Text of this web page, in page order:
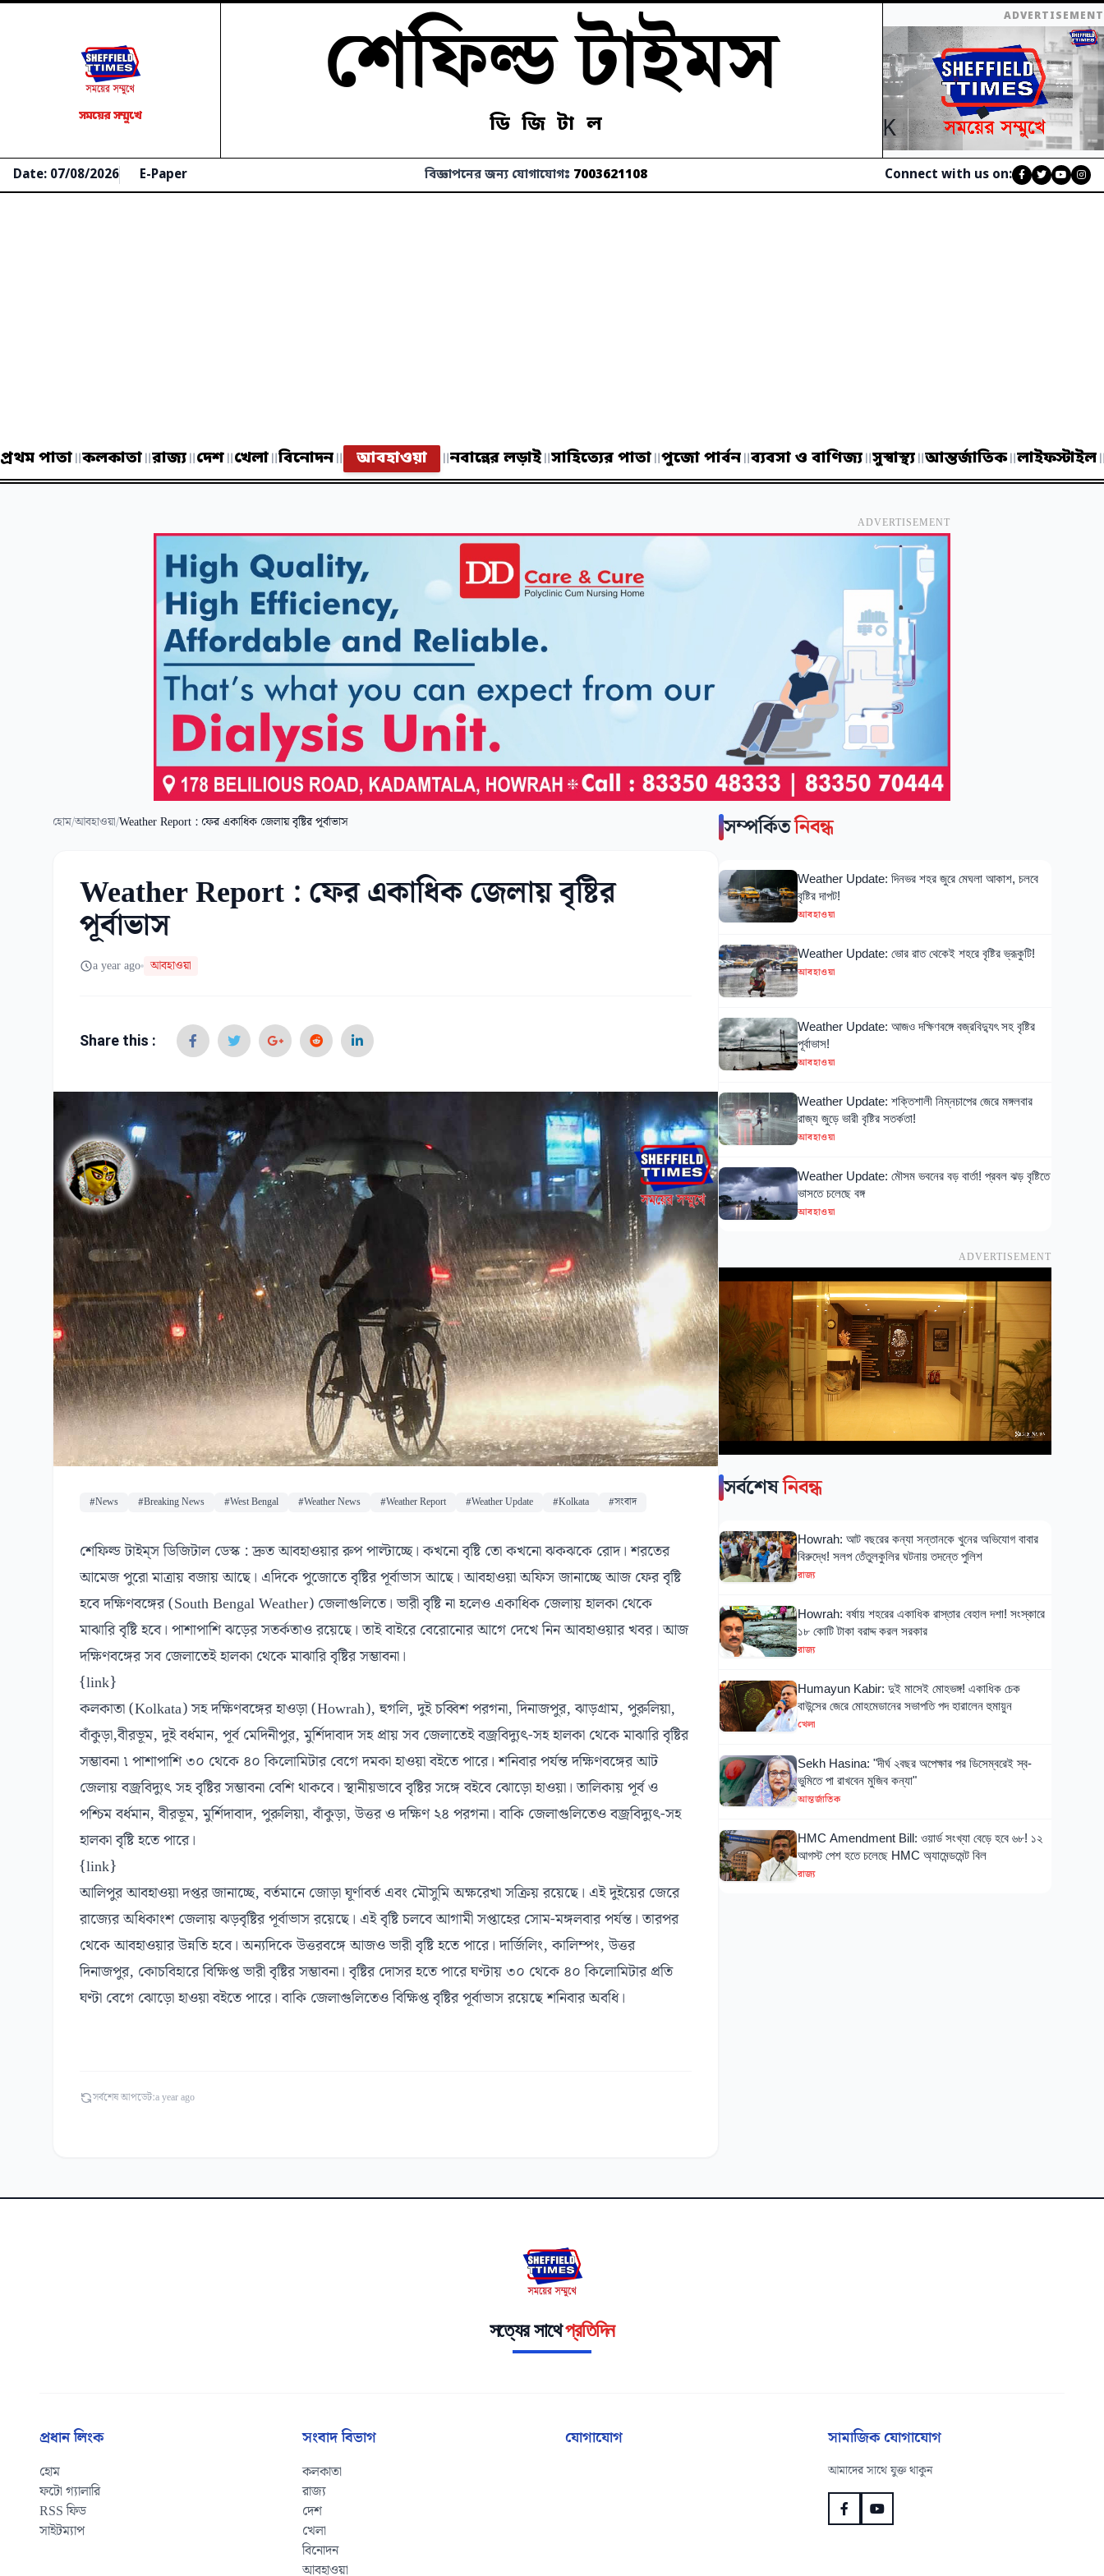
সময়ের সম্মুখে শেফিল্ড টাইমস
ডিজিটাল
ADVERTISEMENT
Date: 07/08/2026 E-Paper বিজ্ঞাপনের জন্য যোগাযোগঃ 7003621108 Connect with us on:
প্রথম পাতা॥কলকাতা॥রাজ্য॥দেশ॥খেলা॥বিনোদন॥ আবহাওয়া ॥নবান্নের লড়াই॥সাহিত্যের পাতা॥পুজো পার্বন॥ব্যবসা ও বাণিজ্য॥সুস্বাস্থ্য॥আন্তর্জাতিক॥লাইফস্টাইল
ADVERTISEMENT
হোম/আবহাওয়া/Weather Report : ফের একাধিক জেলায় বৃষ্টির পূর্বাভাস
Weather Report : ফের একাধিক জেলায় বৃষ্টির
পূর্বাভাস
a year ago আবহাওয়া
Share this :
#News #Breaking News #West Bengal #Weather News #Weather Report #Weather Update #Kolkata #সংবাদ
শেফিল্ড টাইম্‌স ডিজিটাল ডেস্ক : দ্রুত আবহাওয়ার রুপ পাল্টাচ্ছে। কখনো বৃষ্টি তো কখনো ঝকঝকে রোদ। শরতের
আমেজ পুরো মাত্রায় বজায় আছে। এদিকে পুজোতে বৃষ্টির পূর্বাভাস আছে। আবহাওয়া অফিস জানাচ্ছে আজ ফের বৃষ্টি
হবে দক্ষিণবঙ্গের (South Bengal Weather) জেলাগুলিতে। ভারী বৃষ্টি না হলেও একাধিক জেলায় হালকা থেকে
মাঝারি বৃষ্টি হবে। পাশাপাশি ঝড়ের সতর্কতাও রয়েছে। তাই বাইরে বেরোনোর আগে দেখে নিন আবহাওয়ার খবর। আজ
দক্ষিণবঙ্গের সব জেলাতেই হালকা থেকে মাঝারি বৃষ্টির সম্ভাবনা।
{link}
কলকাতা (Kolkata) সহ দক্ষিণবঙ্গের হাওড়া (Howrah), হুগলি, দুই চব্বিশ পরগনা, দিনাজপুর, ঝাড়গ্রাম, পুরুলিয়া,
বাঁকুড়া,বীরভূম, দুই বর্ধমান, পূর্ব মেদিনীপুর, মুর্শিদাবাদ সহ প্রায় সব জেলাতেই বজ্রবিদ্যুৎ-সহ হালকা থেকে মাঝারি বৃষ্টির
সম্ভাবনা ৷ পাশাপাশি ৩০ থেকে ৪০ কিলোমিটার বেগে দমকা হাওয়া বইতে পারে। শনিবার পর্যন্ত দক্ষিণবঙ্গের আট
জেলায় বজ্রবিদ্যুৎ সহ বৃষ্টির সম্ভাবনা বেশি থাকবে। স্থানীয়ভাবে বৃষ্টির সঙ্গে বইবে ঝোড়ো হাওয়া। তালিকায় পূর্ব ও
পশ্চিম বর্ধমান, বীরভূম, মুর্শিদাবাদ, পুরুলিয়া, বাঁকুড়া, উত্তর ও দক্ষিণ ২৪ পরগনা। বাকি জেলাগুলিতেও বজ্রবিদ্যুৎ-সহ
হালকা বৃষ্টি হতে পারে।
{link}
আলিপুর আবহাওয়া দপ্তর জানাচ্ছে, বর্তমানে জোড়া ঘূর্ণাবর্ত এবং মৌসুমি অক্ষরেখা সক্রিয় রয়েছে। এই দুইয়ের জেরে
রাজ্যের অধিকাংশ জেলায় ঝড়বৃষ্টির পূর্বাভাস রয়েছে। এই বৃষ্টি চলবে আগামী সপ্তাহের সোম-মঙ্গলবার পর্যন্ত। তারপর
থেকে আবহাওয়ার উন্নতি হবে। অন্যদিকে উত্তরবঙ্গে আজও ভারী বৃষ্টি হতে পারে। দার্জিলিং, কালিম্পং, উত্তর
দিনাজপুর, কোচবিহারে বিক্ষিপ্ত ভারী বৃষ্টির সম্ভাবনা। বৃষ্টির দোসর হতে পারে ঘণ্টায় ৩০ থেকে ৪০ কিলোমিটার প্রতি
ঘণ্টা বেগে ঝোড়ো হাওয়া বইতে পারে। বাকি জেলাগুলিতেও বিক্ষিপ্ত বৃষ্টির পূর্বাভাস রয়েছে শনিবার অবধি।
সর্বশেষ আপডেট:a year ago
সম্পর্কিতনিবন্ধ
Weather Update: দিনভর শহর জুরে মেঘলা আকাশ, চলবে
বৃষ্টির দাপট!
আবহাওয়া
Weather Update: ভোর রাত থেকেই শহরে বৃষ্টির ভ্রূকুটি!
আবহাওয়া
Weather Update: আজও দক্ষিণবঙ্গে বজ্রবিদ্যুৎ সহ বৃষ্টির
পূর্বাভাস!
আবহাওয়া
Weather Update: শক্তিশালী নিম্নচাপের জেরে মঙ্গলবার
রাজ্য জুড়ে ভারী বৃষ্টির সতর্কতা!
আবহাওয়া
Weather Update: মৌসম ভবনের বড় বার্তা! প্রবল ঝড় বৃষ্টিতে
ভাসতে চলেছে বঙ্গ
আবহাওয়া
ADVERTISEMENT
সর্বশেষনিবন্ধ
Howrah: আট বছরের কন্যা সন্তানকে খুনের অভিযোগ বাবার
বিরুদ্ধে! সলপ তেঁতুলকুলির ঘটনায় তদন্তে পুলিশ
রাজ্য
Howrah: বর্ষায় শহরের একাধিক রাস্তার বেহাল দশা! সংস্কারে
১৮ কোটি টাকা বরাদ্দ করল সরকার
রাজ্য
Humayun Kabir: দুই মাসেই মোহভঙ্গ! একাধিক চেক
বাউন্সের জেরে মোহমেডানের সভাপতি পদ হারালেন হুমায়ুন
খেলা
Sekh Hasina: "দীর্ঘ ২বছর অপেক্ষার পর ডিসেম্বরেই স্ব-
ভুমিতে পা রাখবেন মুজিব কন্যা"
আন্তর্জাতিক
HMC Amendment Bill: ওয়ার্ড সংখ্যা বেড়ে হবে ৬৮! ১২
আগস্ট পেশ হতে চলেছে HMC অ্যামেন্ডমেন্ট বিল
রাজ্য
সত্যের সাথেপ্রতিদিন
প্রধান লিংক
হোম
ফটো গ্যালারি
RSS ফিড
সাইটম্যাপ
সংবাদ বিভাগ
কলকাতা
রাজ্য
দেশ
খেলা
বিনোদন
আবহাওয়া
যোগাযোগ সামাজিক যোগাযোগ
আমাদের সাথে যুক্ত থাকুন